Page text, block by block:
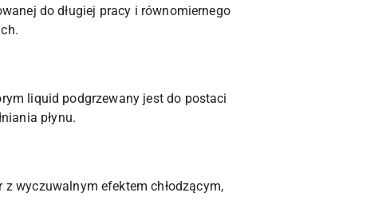
do długiej pracy i równomiernego
liquid podgrzewany jest do postaci
płynu.
wyczuwalnym efektem chłodzącym,